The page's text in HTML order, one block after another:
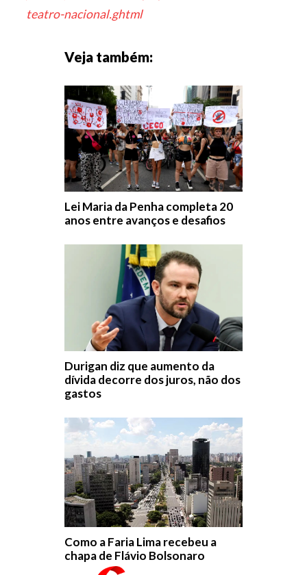
teatro-nacional.ghtml
Veja também:
Lei Maria da Penha completa 20
anos entre avanços e desafios
Durigan diz que aumento da
dívida decorre dos juros, não dos
gastos
Como a Faria Lima recebeu a
chapa de Flávio Bolsonaro